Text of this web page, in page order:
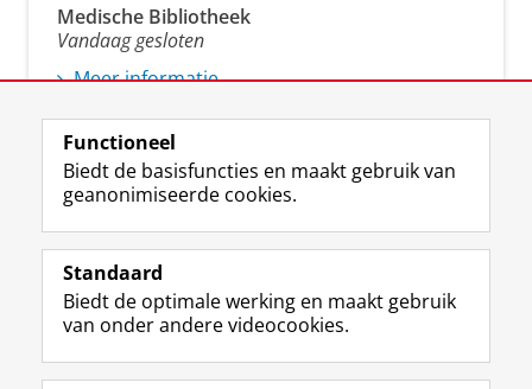
Medische Bibliotheek
Vandaag gesloten
Meer informatie
Volg ons op
M
a
t
o
o
I
n
t
r
De UB voor medewerkers
Functioneel
Biedt de basisfuncties en maakt gebruik van
geanonimiseerde cookies.
Standaard
Biedt de optimale werking en maakt gebruik
van onder andere videocookies.